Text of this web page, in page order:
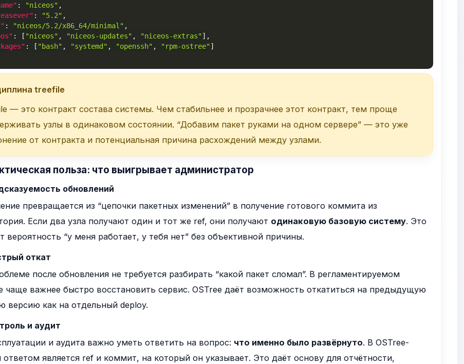
: "niceos" ,
: "5.2" ,
: "niceos/5.2/x86_64/minimal" ,
: [ "niceos" , "niceos-updates" , "niceos-extras"] ,
: [ "bash" , "systemd" , "openssh" , "rpm-ostree"]
treefile
— это контракт состава системы. Чем стабильнее и прозрачнее этот контракт, тем проще
узлы в одинаковом состоянии. “Добавим пакет руками на одном сервере” — это уже
от контракта и потенциальная причина расхождений между узлами.
польза: что выигрывает администратор
обновлений
превращается из “цепочки пакетных изменений” в получение готового коммита из
Если два узла получают один и тот же ref, они получают одинаковую базовую систему. Это
вероятность “у меня работает, у тебя нет” без объективной причины.
откат
после обновления не требуется разбирать “какой пакет сломал”. В регламентируемом
чаще важнее быстро восстановить сервис. OSTree даёт возможность откатиться на предыдущую
версию как на отдельный deploy.
и аудит
и аудита важно уметь ответить на вопрос: что именно было развёрнуто. В OSTree-
является ref и коммит, на который он указывает. Это даёт основу для отчётности,